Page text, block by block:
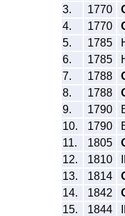
3.
1770
4.
1770
5.
1785
6.
1785
7.
1788
8.
1788
9.
1790
10.
1790
11.
1805
12.
1810
13.
1814
14.
1842
15.
1844